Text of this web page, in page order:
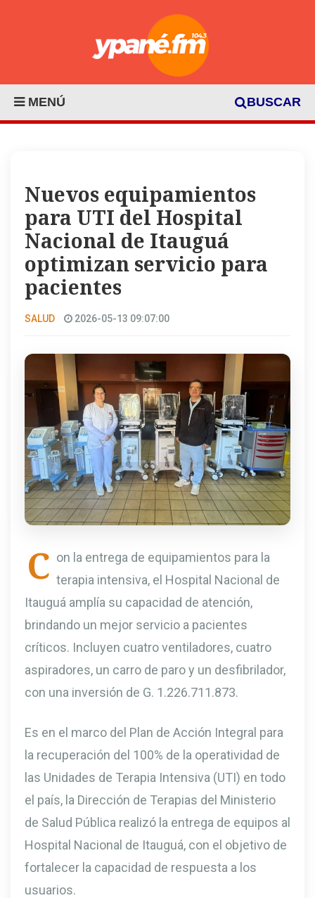
MENÚ BUSCAR
Nuevos equipamientos
para UTI del Hospital
Nacional de Itauguá
optimizan servicio para
pacientes
SALUD 2026-05-13 09:07:00
C on la entrega de equipamientos para la
terapia intensiva, el Hospital Nacional de
Itauguá amplía su capacidad de atención,
brindando un mejor servicio a pacientes
críticos. Incluyen cuatro ventiladores, cuatro
aspiradores, un carro de paro y un desfibrilador,
con una inversión de G. 1.226.711.873.
Es en el marco del Plan de Acción Integral para
la recuperación del 100% de la operatividad de
las Unidades de Terapia Intensiva (UTI) en todo
el país, la Dirección de Terapias del Ministerio
de Salud Pública realizó la entrega de equipos al
Hospital Nacional de Itauguá, con el objetivo de
fortalecer la capacidad de respuesta a los
usuarios.